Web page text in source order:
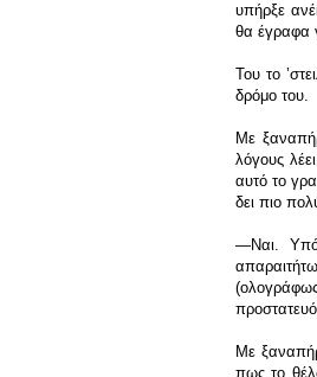
υπήρξε
θα έγραφα
Του το
δρόμο του.
Με
λόγους
αυτό το
δει πιο
―Ναι.
Με
πως το